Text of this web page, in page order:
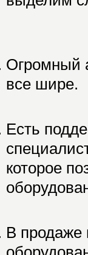
Огромный
все шире.
Есть
которое
В продаже